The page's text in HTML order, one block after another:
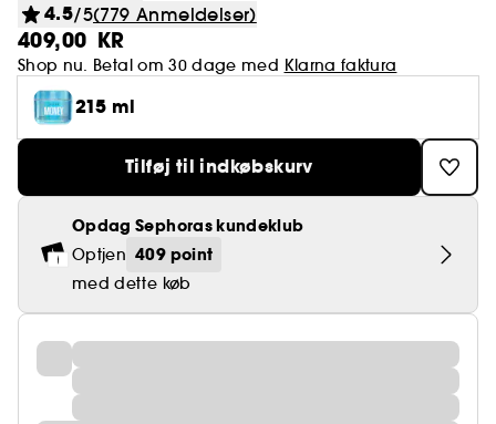
4.5/5(779 Anmeldelser)
409,00 KR
Shop nu. Betal om 30 dage med Klarna faktura
215 ml
Tilføj til indkøbskurv
Opdag Sephoras kundeklub
Optjen 409 point
med dette køb